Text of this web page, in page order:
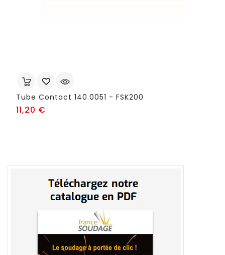
Tube Contact 140.0051 - FSK200
11,20 €